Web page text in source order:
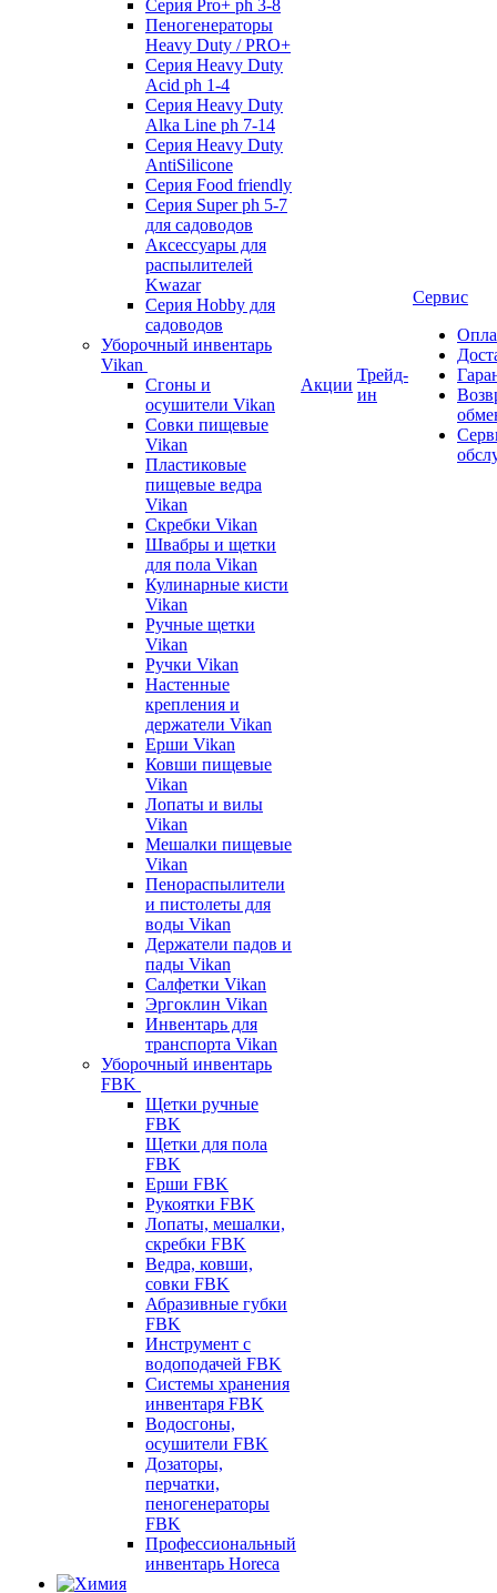
Серия Pro+ ph 3-8
Пеногенераторы
Heavy Duty / PRO+
Серия Heavy Duty
Acid ph 1-4
Серия Heavy Duty
Alka Line ph 7-14
Серия Heavy Duty
AntiSilicone
Серия Food friendly
Серия Super ph 5-7
для садоводов
Аксессуары для
распылителей
Kwazar
Серия Hobby для
садоводов
Уборочный инвентарь
Vikan
Сгоны и
осушители Vikan
Совки пищевые
Vikan
Пластиковые
пищевые ведра
Vikan
Скребки Vikan
Швабры и щетки
для пола Vikan
Кулинарные кисти
Vikan
Ручные щетки
Vikan
Ручки Vikan
Настенные
крепления и
держатели Vikan
Ерши Vikan
Ковши пищевые
Vikan
Лопаты и вилы
Vikan
Мешалки пищевые
Vikan
Пенораспылители
и пистолеты для
воды Vikan
Держатели падов и
пады Vikan
Салфетки Vikan
Эргоклин Vikan
Инвентарь для
транспорта Vikan
Уборочный инвентарь
FBK
Щетки ручные
FBK
Щетки для пола
FBK
Ерши FBK
Рукоятки FBK
Лопаты, мешалки,
скребки FBK
Ведра, ковши,
совки FBK
Абразивные губки
FBK
Инструмент с
водоподачей FBK
Системы хранения
инвентаря FBK
Водосгоны,
осушители FBK
Дозаторы,
перчатки,
пеногенераторы
FBK
Профессиональный
инвентарь Horeca
Акции
Трейд-
ин
Сервис